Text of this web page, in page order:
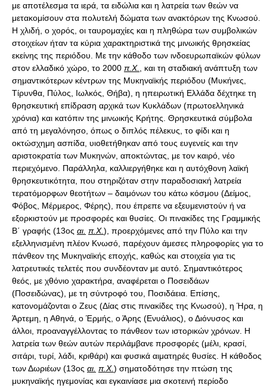
με αποτέλεσμα τα ιερά, τα ειδώλια και η λατρεία των θεών να
μετακομίσουν στα πολυτελή δώματα των ανακτόρων της Κνωσού.
Η χλιδή, ο χορός, οι ταυρομαχίες και η πληθώρα των συμβολικών
στοιχείων ήταν τα κύρια χαρακτηριστικά της μινωικής θρησκείας
εκείνης της περιόδου. Με την κάθοδο των ινδοευρωπαϊκών φύλων
στον ελλαδικό χώρο, το 2000 π.Χ.
, και τη σταδιακή ανάπτυξη των
σημαντικότερων κέντρων της Μυκηναϊκής περιόδου (Μυκήνες,
Τίρυνθα, Πύλος, Ιωλκός, Θήβα), η ηπειρωτική Ελλάδα δέχτηκε τη
θρησκευτική επίδραση αρχικά των Κυκλάδων (πρωτοελληνικά
χρόνια) και κατόπιν της μινωικής Κρήτης. Θρησκευτικά σύμβολα
από τη μεγαλόνησο, όπως ο διπλός πέλεκυς, το φίδι και η
οκτώσχημη ασπίδα, υιοθετήθηκαν από τους ευγενείς και την
αριστοκρατία των Μυκηνών, αποκτώντας, με τον καιρό, νέο
περιεχόμενο. Παράλληλα, καλλιεργήθηκε και η αυτόχθονη λαϊκή
θρησκευτικότητα, που στηριζόταν στην παραδοσιακή λατρεία
τερατόμορφων θεοτήτων – δαιμόνων του κάτω κόσμου (Δείμος,
Φόβος, Μέρμερος, Φέρης), που έπρεπε να εξευμενιστούν ή να
εξορκιστούν με προσφορές και θυσίες. Οι πινακίδες της Γραμμικής
Β΄ γραφής (13ος αι. π.Χ.), προερχόμενες από την Πύλο και την
εξελληνισμένη πλέον Κνωσό, παρέχουν άμεσες πληροφορίες για το
πάνθεον της Μυκηναϊκής εποχής, καθώς και στοιχεία για τις
λατρευτικές τελετές που συνδέονταν με αυτό. Σημαντικότερος
θεός, με χθόνιο χαρακτήρα, αναφέρεται ο Ποσειδάων
(Ποσειδώνας), με τη σύντροφό του, Ποσιδάεια. Επίσης,
κατονομάζονται ο Ζευς (Δίας στις πινακίδες της Κνωσού), η Ήρα, η
Άρτεμη, η Αθηνά, ο Έρμής, ο Άρης (Ενυάλιος), ο Διόνυσος και
άλλοι, προαναγγέλλοντας το πάνθεον των ιστορικών χρόνων. Η
λατρεία των θεών αυτών περιλάμβανε προσφορές (μέλι, κρασί,
σιτάρι, τυρί, λάδι, κριθάρι) και φυσικά αιματηρές θυσίες. Η κάθοδος
των Δωριέων (13ος αι. π.Χ.) σηματοδότησε την πτώση της
μυκηναϊκής ηγεμονίας και εγκαινίασε μια σκοτεινή περίοδο